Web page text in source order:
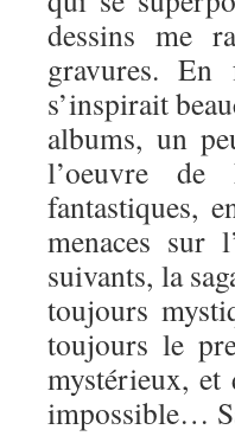
dessins me
gravures.
s’inspirait
albums, un
l’oeuvre de
fantastiques,
menaces sur
suivants, la
toujours
toujours le
mystérieux,
impossible…